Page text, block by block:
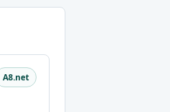
A8.net